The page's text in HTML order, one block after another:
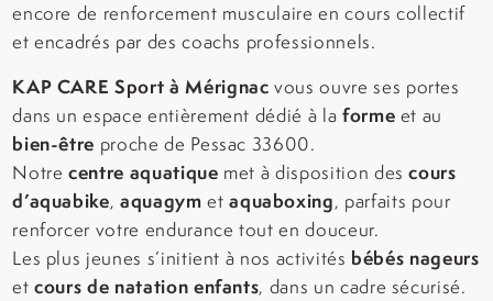
encore de renforcement musculaire en cours collectif
et encadrés par des coachs professionnels.
KAP CARE Sport à Mérignac vous ouvre ses portes
dans un espace entièrement dédié à la forme et au
bien-être proche de Pessac 33600.
Notrecentre aquatique met à disposition descours
d’aquabike,aquagym etaquaboxing, parfaits pour
renforcer votre endurance tout en douceur.
Les plus jeunes s’initient à nos activités bébés nageurs
etcours de natation enfants, dans un cadre sécurisé.